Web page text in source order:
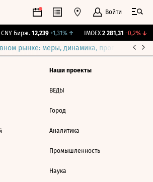
Войти
CNY Бирж. 12,239 +1,31%↑ IMOEX 2 281,31 -0,2%↓
рынке: меры, динамика, прогнозы
Наши проекты
ВЕДЫ
Город
Аналитика
Промышленность
Наука